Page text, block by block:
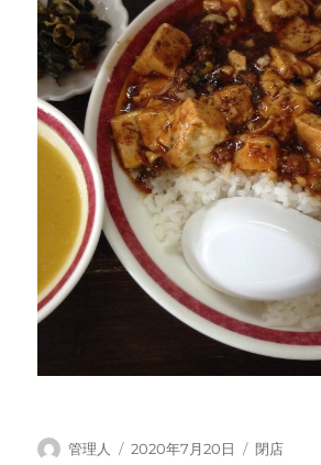
投
管理人
投
2020年7月20日
カ
閉店